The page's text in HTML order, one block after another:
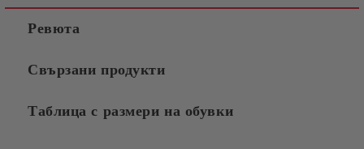
Ревюта
Свързани продукти
Таблица с размери на обувки